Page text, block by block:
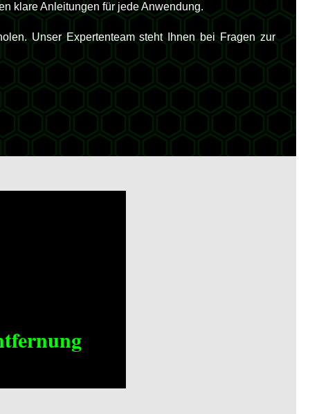
klare Anleitungen für jede Anwendung.
Unser Expertenteam steht Ihnen bei Fragen zur